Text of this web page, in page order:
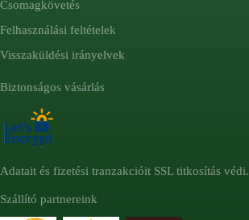
Csomagkövetés
Felhasználási feltételek
Visszaküldési irányelvek
Biztonságos vásárlás
Adatait és fizetési tranzakcióit SSL titkosítás védi.
Szállító partnereink